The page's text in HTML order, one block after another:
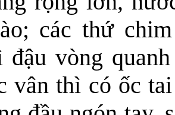
các thứ
đậu vòng
vân thì có ốc